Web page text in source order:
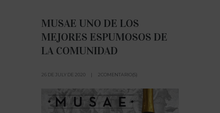
MUSAE UNO DE LOS
MEJORES ESPUMOSOS DE
LA COMUNIDAD
26 DE JULY DE 2020 2COMENTARIO(S)